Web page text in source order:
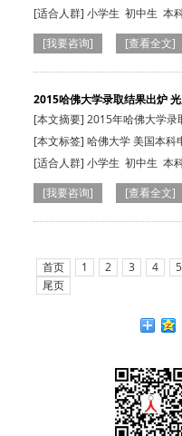
[适合人群] 小学生 初中生 本
国在读生
[我要咨询] [查看全文]
2015哈佛大学录取结果出炉
[本文摘要] 2015年哈佛大学录
而申请者则为…
[本文标签] 哈佛大学 美国本科
[适合人群] 小学生 初中生 本
[我要咨询]
[查看全文]
首页 1 2 3 4 5
尾页